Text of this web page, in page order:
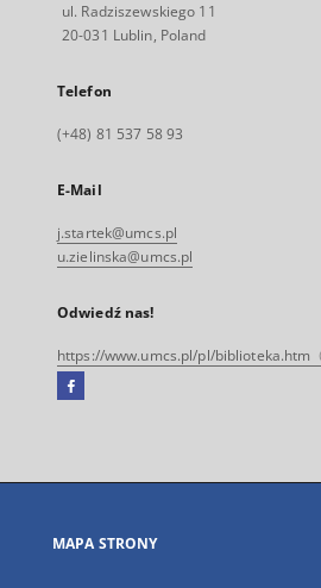
ul. Radziszewskiego 11
20-031 Lublin, Poland
Telefon
(+48) 81 537 58 93
E-Mail
j.startek@umcs.pl
u.zielinska@umcs.pl
Odwiedź nas!
https://www.umcs.pl/pl/biblioteka.htm
Facebook
się
karcie
MAPA STRONY